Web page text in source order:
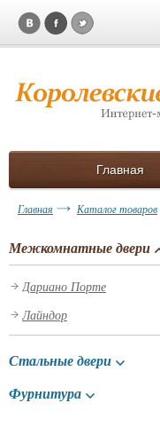
Главная
Главная Каталог товаров
Межкомнатные двери
Дариано Порте
Лайндор
Стальные двери
Фурнитура